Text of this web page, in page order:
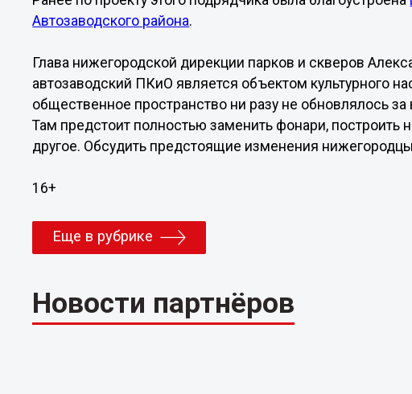
Автозаводского района.
Глава нижегородской дирекции парков и скверов
автозаводский ПКиО является объектом культурного
общественное пространство ни разу не обновлялось
Там предстоит полностью заменить фонари,
другое. Обсудить предстоящие изменения
16+
Еще в рубрике
Новости партнёров